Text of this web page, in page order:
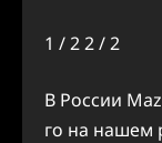
1 / 22/ 2
В России
го на нашем